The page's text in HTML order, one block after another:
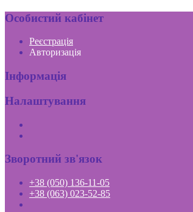
Особистий кабінет
Реєстрація
Авторизація
Інформація
Налаштування
Зворотний зв'язок
+38 (050) 136-11-05
+38 (063) 023-52-85